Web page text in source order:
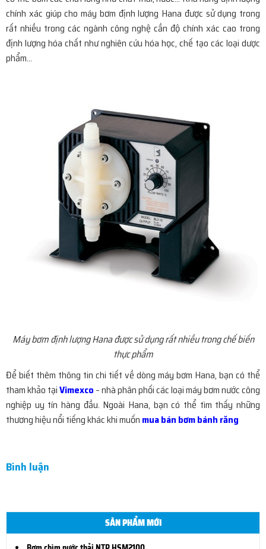
chính xác giúp cho máy bơm định lượng Hana được sử dụng trong
rất nhiều trong các ngành công nghệ cần độ chính xác cao trong
định lượng hóa chất như nghiên cứu hóa học, chế tạo các loại dược
phẩm…
Máy bơm định lượng Hana được sử dụng rất nhiều trong chế biến
thực phẩm
Để biết thêm thông tin chi tiết về dòng máy bơm Hana, bạn có thể
tham khảo tạiVimexco – nhà phân phối các loại máy bơm nước công
nghiệp uy tín hàng đầu. Ngoài Hana, bạn có thể tìm thấy những
thương hiệu nổi tiếng khác khi muốn mua bán bơm bánh răng
Bình luận
SẢN PHẨM MỚI